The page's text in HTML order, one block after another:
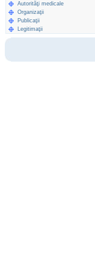
Autorităţi medicale
Organizaţii
Publicaţii
Legitimaţii